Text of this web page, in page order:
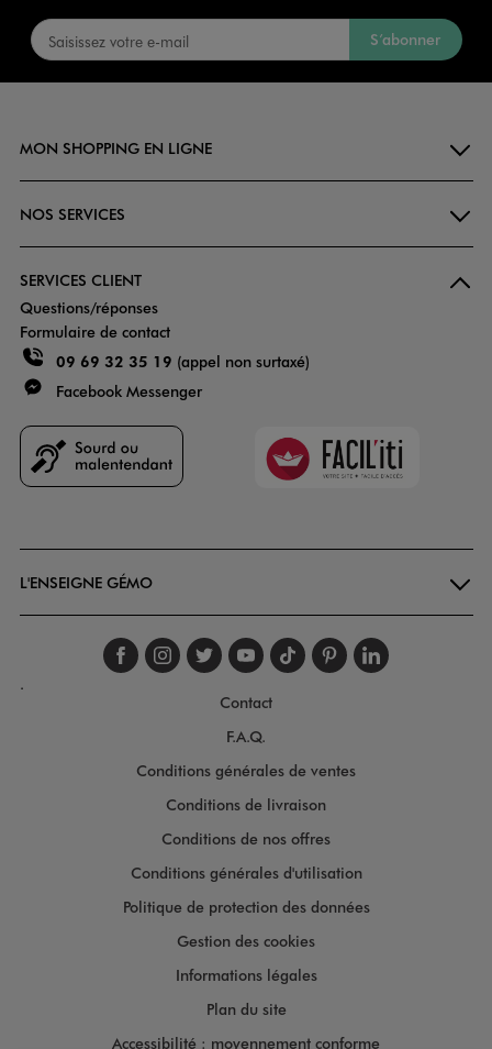
S’abonner
MON SHOPPING EN LIGNE
NOS SERVICES
SERVICES CLIENT
Questions/réponses
Formulaire de contact
09 69 32 35 19 (appel non surtaxé)
Facebook Messenger
Faciliti
L'ENSEIGNE GÉMO
Suivez-nous sur
Suivez-nous sur
Suivez-nous sur
Suivez-nous
Suivez-nous
Suivez-
.
Contact
F.A.Q.
Conditions générales de ventes
Conditions de livraison
Conditions de nos offres
Conditions générales d'utilisation
Politique de protection des données
Gestion des cookies
Informations légales
Plan du site
Accessibilité : moyennement conforme